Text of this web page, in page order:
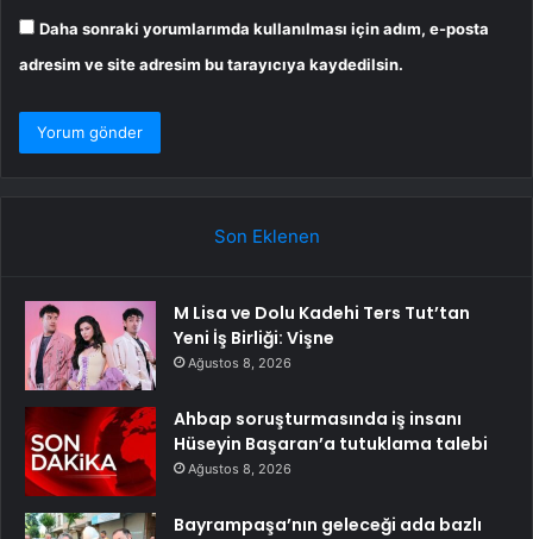
Daha sonraki yorumlarımda kullanılması için adım, e-posta
adresim ve site adresim bu tarayıcıya kaydedilsin.
Son Eklenen
M Lisa ve Dolu Kadehi Ters Tut’tan
Yeni İş Birliği: Vişne
Ağustos 8, 2026
Ahbap soruşturmasında iş insanı
Hüseyin Başaran’a tutuklama talebi
Ağustos 8, 2026
Bayrampaşa’nın geleceği ada bazlı